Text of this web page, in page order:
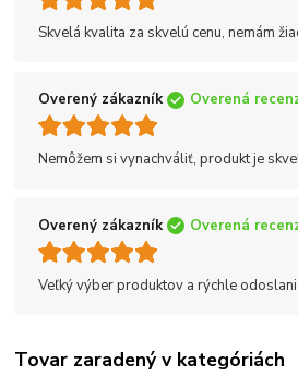
Skvelá kvalita za skvelú cenu, nemám
Overený zákazník Overená
Nemôžem si vynachváliť, produkt je
Overený zákazník Overená
Veľký výber produktov a rýchle
Tovar zaradený v kategóriách